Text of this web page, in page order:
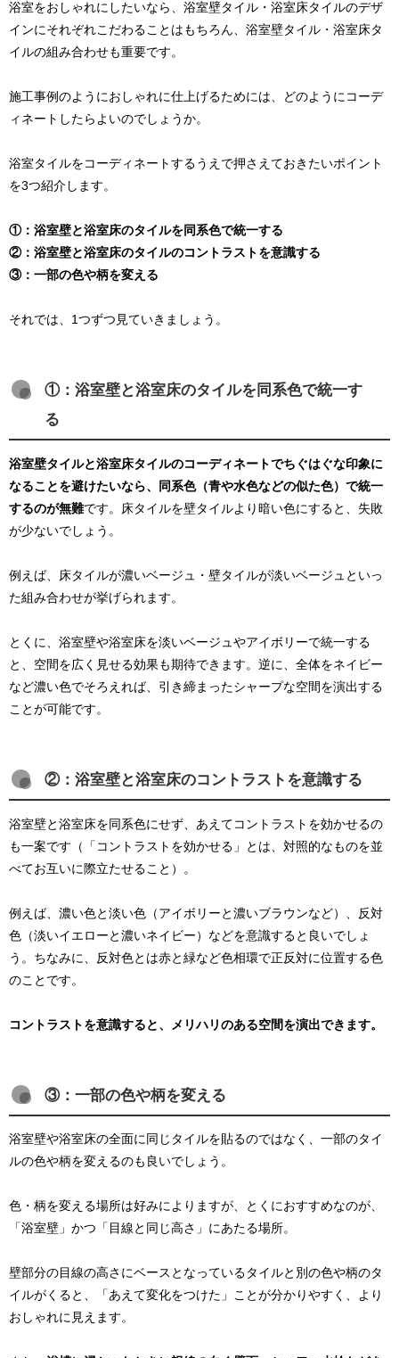
浴室をおしゃれにしたいなら、浴室壁タイル・浴室床タイルのデザ
インにそれぞれこだわることはもちろん、浴室壁タイル・浴室床タ
イルの組み合わせも重要です。
施工事例のようにおしゃれに仕上げるためには、どのようにコーデ
ィネートしたらよいのでしょうか。
浴室タイルをコーディネートするうえで押さえておきたいポイント
を3つ紹介します。
①：浴室壁と浴室床のタイルを同系色で統一する
②：浴室壁と浴室床のタイルのコントラストを意識する
③：一部の色や柄を変える
それでは、1つずつ見ていきましょう。
①：浴室壁と浴室床のタイルを同系色で統一す
る
浴室壁タイルと浴室床タイルのコーディネートでちぐはぐな印象に
なることを避けたいなら、同系色（青や水色などの似た色）で統一
するのが無難です。床タイルを壁タイルより暗い色にすると、失敗
が少ないでしょう。
例えば、床タイルが濃いベージュ・壁タイルが淡いベージュといっ
た組み合わせが挙げられます。
とくに、浴室壁や浴室床を淡いベージュやアイボリーで統一する
と、空間を広く見せる効果も期待できます。逆に、全体をネイビー
など濃い色でそろえれば、引き締まったシャープな空間を演出する
ことが可能です。
②：浴室壁と浴室床のコントラストを意識する
浴室壁と浴室床を同系色にせず、あえてコントラストを効かせるの
も一案です（「コントラストを効かせる」とは、対照的なものを並
べてお互いに際立たせること）。
例えば、濃い色と淡い色（アイボリーと濃いブラウンなど）、反対
色（淡いイエローと濃いネイビー）などを意識すると良いでしょ
う。ちなみに、反対色とは赤と緑など色相環で正反対に位置する色
のことです。
コントラストを意識すると、メリハリのある空間を演出できます。
③：一部の色や柄を変える
浴室壁や浴室床の全面に同じタイルを貼るのではなく、一部のタイ
ルの色や柄を変えるのも良いでしょう。
色・柄を変える場所は好みによりますが、とくにおすすめなのが、
「浴室壁」かつ「目線と同じ高さ」にあたる場所。
壁部分の目線の高さにベースとなっているタイルと別の色や柄のタ
イルがくると、「あえて変化をつけた」ことが分かりやすく、より
おしゃれに見えます。